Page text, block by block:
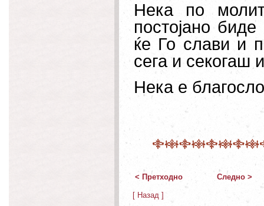
Нека по
постојано
ќе Го слави и
сега и секогаш
Нека е
< Претходно Следно >
[ Назад ]